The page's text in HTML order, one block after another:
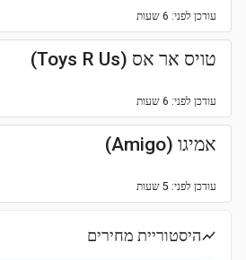
עודכן לפני: 6 שעות
טויס אר אס (Toys R Us)
עודכן לפני: 6 שעות
אמיגו (Amigo)
עודכן לפני: 5 שעות
היסטוריית מחירים